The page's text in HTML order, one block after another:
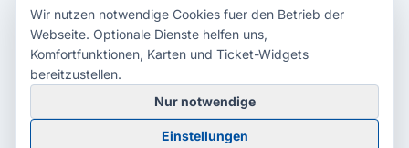
© 2026 Radio Potsdam. Webseite entwickelt durch dieMedienagentur
Babelsberg
Wir nutzen notwendige Cookies fuer den Betrieb der
Webseite. Optionale Dienste helfen uns,
Komfortfunktionen, Karten und Ticket-Widgets
bereitzustellen.
Nur notwendige
Einstellungen